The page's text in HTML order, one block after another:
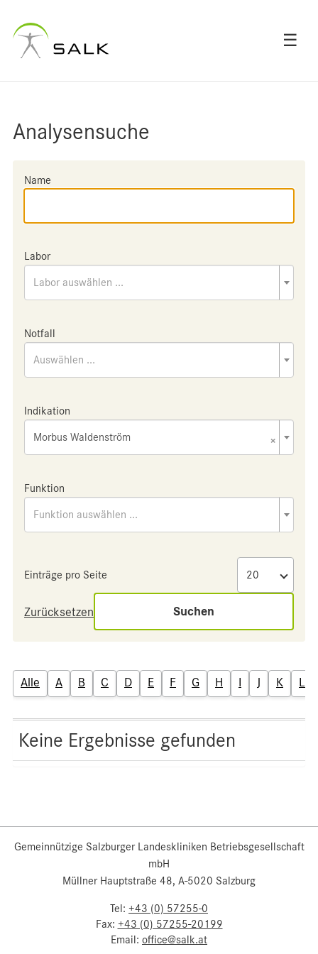
☰
Analysensuche
Name
Labor
Labor auswählen ...
Notfall
Auswählen ...
Indikation
×
Morbus Waldenström
Funktion
Funktion auswählen ...
Einträge pro Seite
Zurücksetzen Suchen
Alle A B C D E F G H I J K L
Keine Ergebnisse gefunden
Gemeinnützige Salzburger Landeskliniken Betriebsgesellschaft
mbH
Müllner Hauptstraße 48, A-5020 Salzburg
Tel: +43 (0) 57255-0
Fax: +43 (0) 57255-20199
Email: office@salk.at